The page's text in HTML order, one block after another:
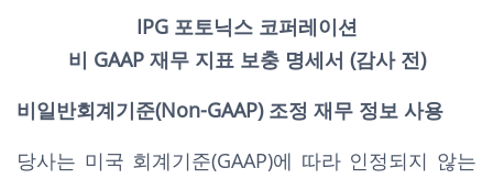
IPG 포토닉스 코퍼레이션
비 GAAP 재무 지표 보충 명세서 (감사 전)
비일반회계기준(Non-GAAP) 조정 재무 정보 사용
당사는 미국 회계기준(GAAP)에 따라 인정되지 않는